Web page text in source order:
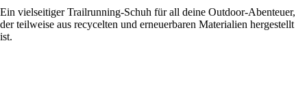
Ein vielseitiger Trailrunning-Schuh für all deine Outdoor-Abenteuer,
der teilweise aus recycelten und erneuerbaren Materialien hergestellt
ist.